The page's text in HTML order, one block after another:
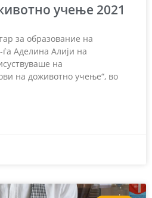
учење 2021
за образование на
ѓа Аделина Алији на
на
на доживотно учење“, во